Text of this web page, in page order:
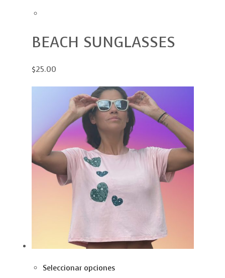
BEACH SUNGLASSES
$25.00
Seleccionar opciones